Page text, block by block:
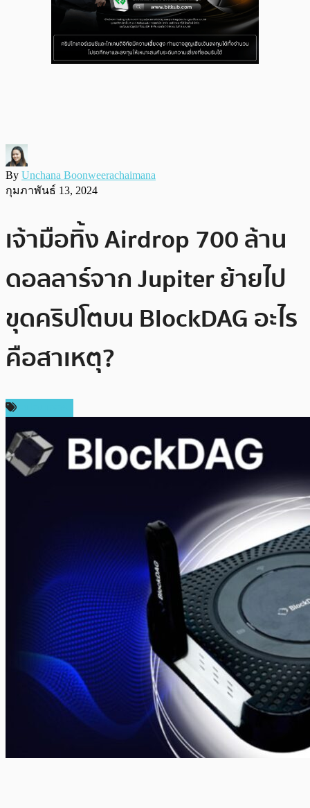
By Unchana Boonweerachaimana
กุมภาพันธ์ 13, 2024
เจ้ามือทิ้ง Airdrop 700 ล้าน
ดอลลาร์จาก Jupiter ย้ายไป
ขุดคริปโตบน BlockDAG อะไร
คือสาเหตุ?